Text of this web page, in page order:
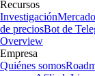
Recursos
InvestigaciónMercado
de preciosBot de
Overview
Empresa
Quiénes somos